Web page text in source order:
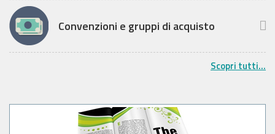
Convenzioni e gruppi di acquisto
Scopri tutti...